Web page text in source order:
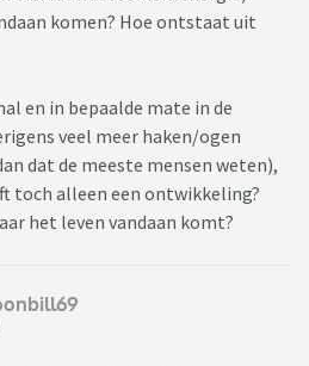
komen? Hoe ontstaat uit
en in bepaalde mate in de
veel meer haken/ogen
dat de meeste mensen weten),
toch alleen een ontwikkeling?
het leven vandaan komt?